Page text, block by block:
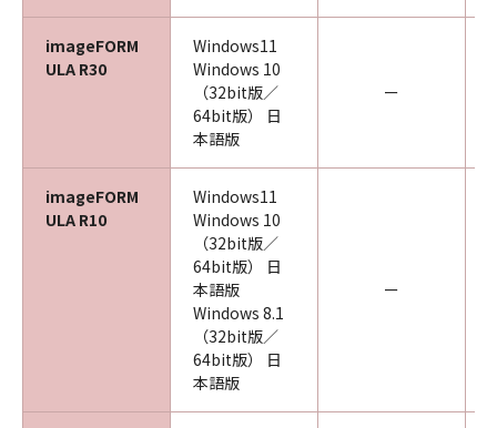
imageFORM
ULA R30
Windows11
Windows 10
（32bit版／
64bit版） 日
本語版
ー
imageFORM
ULA R10
Windows11
Windows 10
（32bit版／
64bit版） 日
本語版
Windows 8.1
（32bit版／
64bit版） 日
本語版
ー